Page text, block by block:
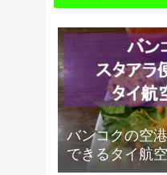
バンコクの空
できるタイ航